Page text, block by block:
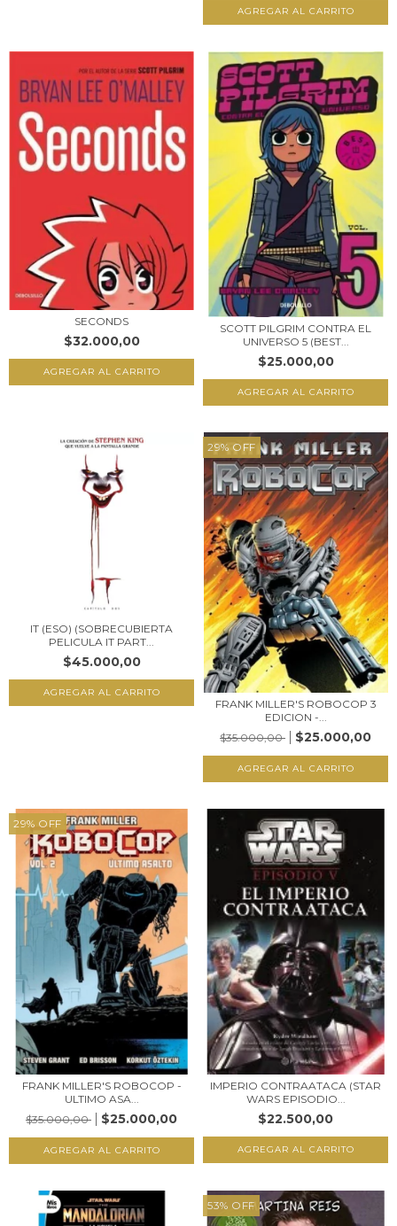
SECONDS
$32.000,00
SCOTT PILGRIM CONTRA EL
UNIVERSO 5 (BEST...
$25.000,00
IT (ESO) (SOBRECUBIERTA
PELICULA IT PART...
$45.000,00
29% OFF
FRANK MILLER'S ROBOCOP 3
EDICION -...
$35.000,00
$25.000,00
29% OFF
FRANK MILLER'S ROBOCOP -
ULTIMO ASA...
$35.000,00
$25.000,00
IMPERIO CONTRAATACA (STAR
WARS EPISODIO...
$22.500,00
53% OFF